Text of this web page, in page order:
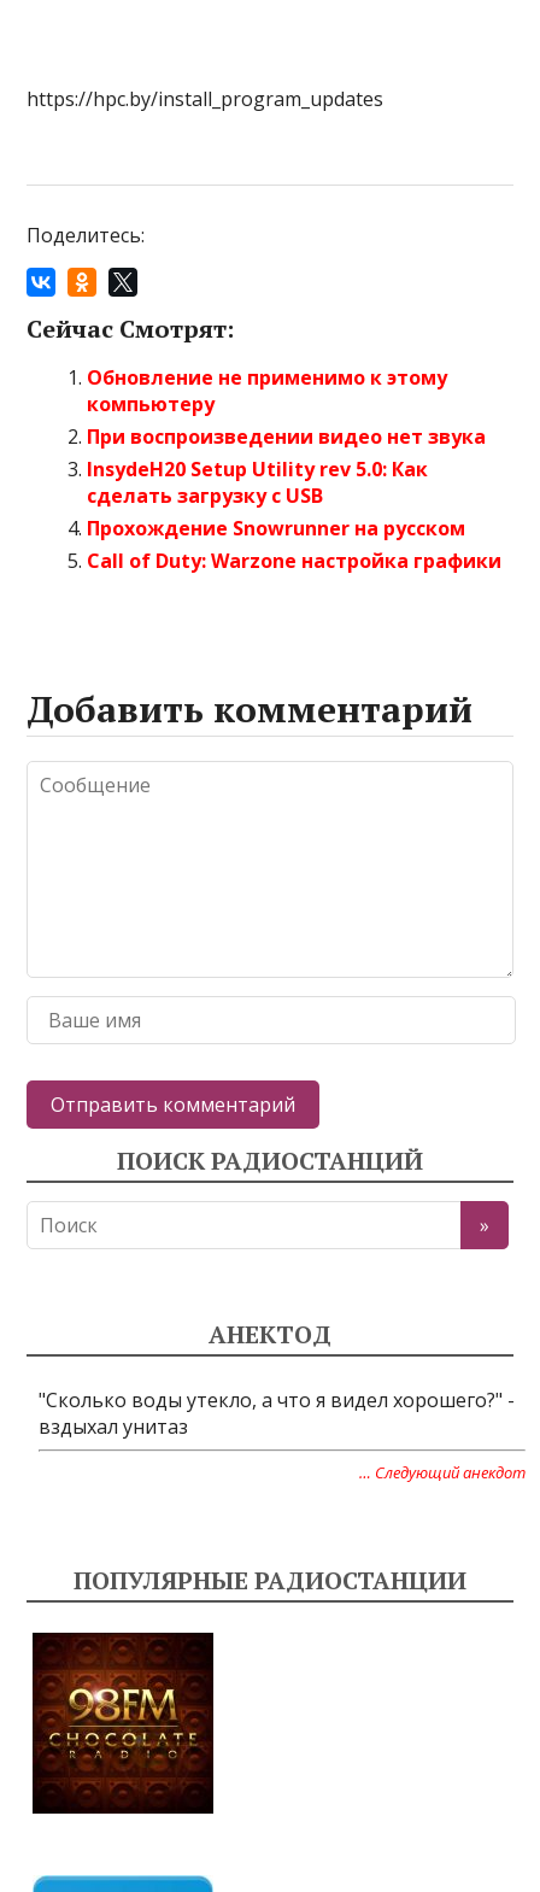
https://hpc.by/install_program_updates
Поделитесь:
Сейчас Смотрят:
Обновление не применимо к этому
компьютеру
При воспроизведении видео нет звука
InsydeH20 Setup Utility rev 5.0: Как
сделать загрузку с USB
Прохождение Snowrunner на русском
Call of Duty: Warzone настройка графики
Добавить комментарий
ПОИСК РАДИОСТАНЦИЙ
АНЕКТОД
"Сколько воды утекло, а что я видел хорошего?" -
вздыхал унитаз
… Следующий анекдот
ПОПУЛЯРНЫЕ РАДИОСТАНЦИИ